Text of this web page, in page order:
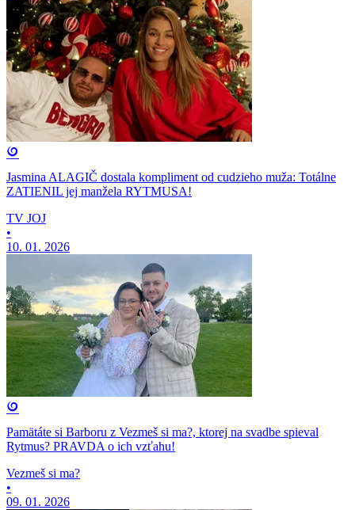
Jasmina ALAGIČ dostala kompliment od cudzieho muža: Totálne
ZATIENIL jej manžela RYTMUSA!
TV JOJ
•
10. 01. 2026
Pamätáte si Barboru z Vezmeš si ma?, ktorej na svadbe spieval
Rytmus? PRAVDA o ich vzťahu!
Vezmeš si ma?
•
09. 01. 2026